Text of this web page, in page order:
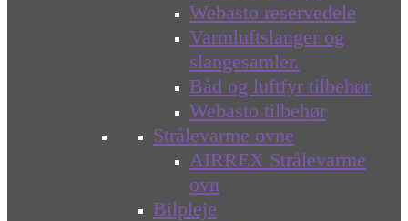
Webasto reservedele
Varmluftslanger og
slangesamler.
Båd og luftfyr tilbehør
Webasto tilbehør
Strålevarme ovne
AIRREX Strålevarme
ovn
Bilpleje